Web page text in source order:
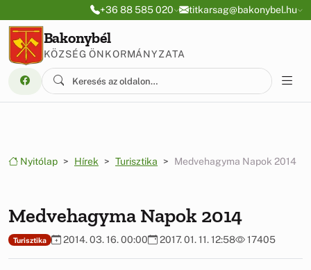
Ugrás a menüre
Ugrás a tartalomra+36 88 585 020 titkarsag@bakonybel.hu
Bakonybél
KÖZSÉG ÖNKORMÁNYZATA
Nyitólap Hírek Turisztika Medvehagyma Napok 2014
Medvehagyma Napok 2014
Turisztika 2014. 03. 16. 00:00 2017. 01. 11. 12:58 17405